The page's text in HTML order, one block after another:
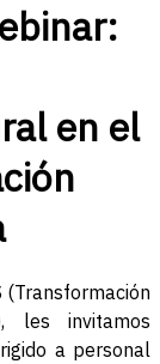
en el
(Transformación
les invitamos
a personal